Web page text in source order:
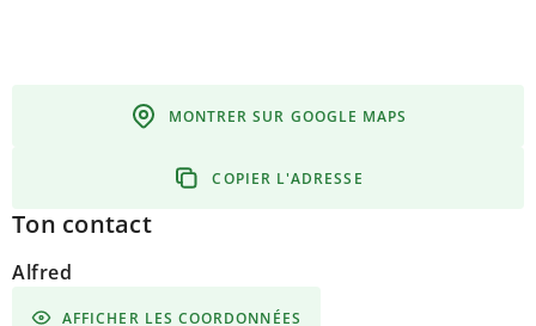
MONTRER SUR GOOGLE MAPS
COPIER L'ADRESSE
Ton contact
Alfred
AFFICHER LES COORDONNÉES